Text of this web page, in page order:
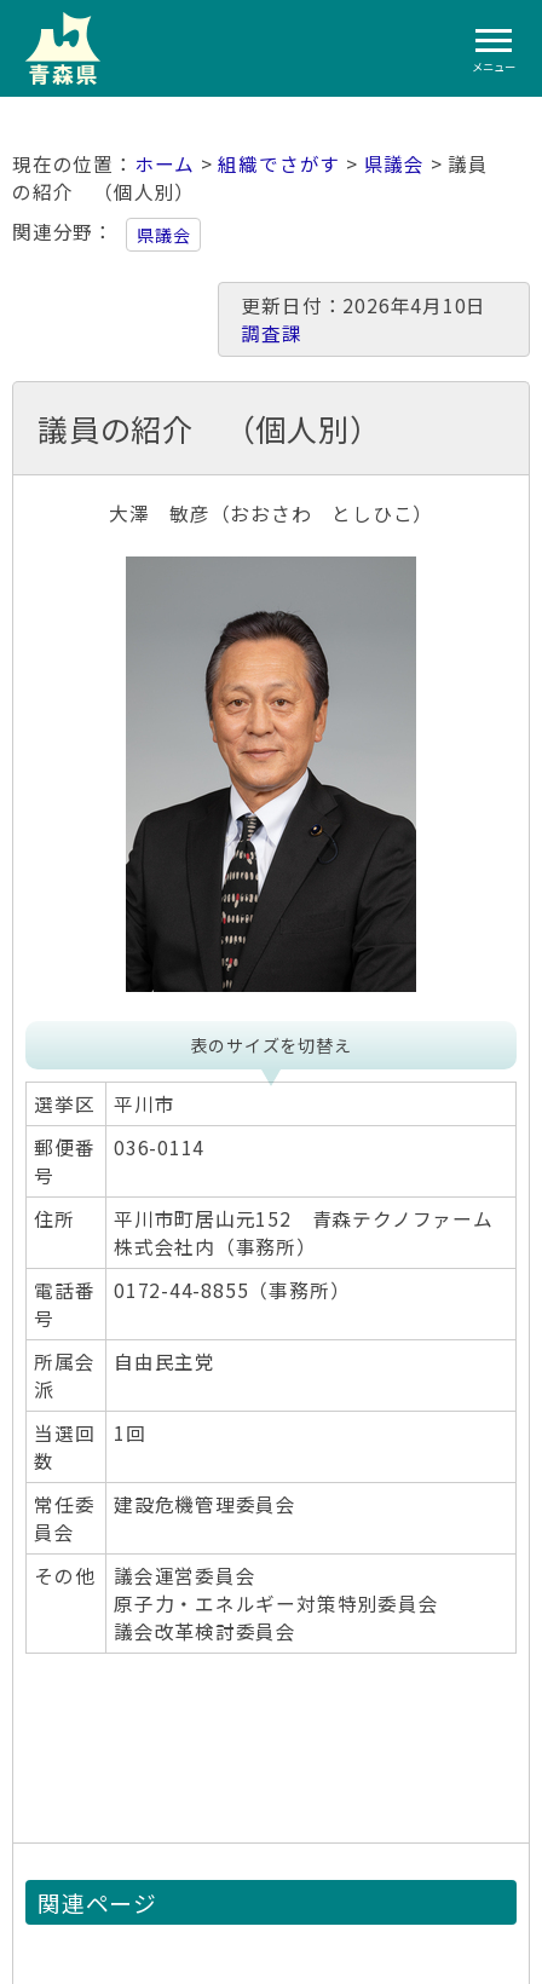
メニュー
ホーム >組織でさがす > 県議会 > 議員
の紹介 （個人別）
関連分野
県議会
更新日付：2026年4月10日
調査課
議員の紹介 （個人別）
大澤 敏彦（おおさわ としひこ）
表のサイズを切替え
選挙区
平川市
郵便番
号
036-0114
住所
平川市町居山元152 青森テクノファーム
株式会社内（事務所）
電話番
号
0172-44-8855（事務所）
所属会
派
自由民主党
当選回
数
1回
常任委
員会
建設危機管理委員会
その他
議会運営委員会
原子力・エネルギー対策特別委員会
議会改革検討委員会
関連ページ